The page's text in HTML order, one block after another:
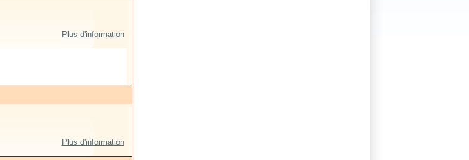
Plus d'information
Plus d'information